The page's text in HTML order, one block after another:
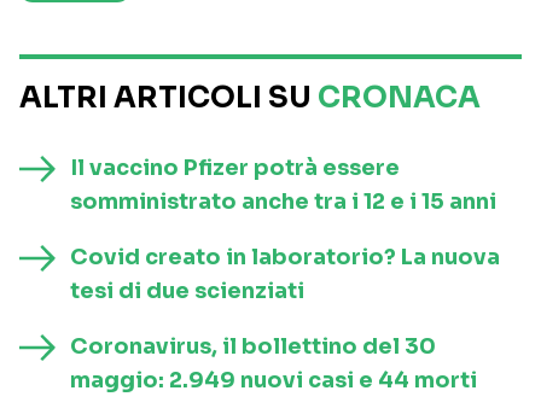
ALTRI ARTICOLI SU CRONACA
Il vaccino Pfizer potrà essere
somministrato anche tra i 12 e i 15 anni
Covid creato in laboratorio? La nuova
tesi di due scienziati
Coronavirus, il bollettino del 30
maggio: 2.949 nuovi casi e 44 morti